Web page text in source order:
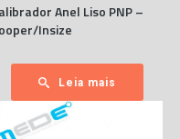
Anel Liso PNP –
Insize
Leia mais